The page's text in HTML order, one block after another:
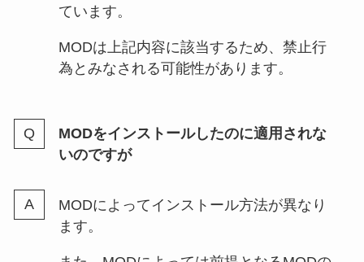
ています。
MODは上記内容に該当するため、禁止行
為とみなされる可能性があります。
MODをインストールしたのに適用されな
いのですが
MODによってインストール方法が異なり
ます。